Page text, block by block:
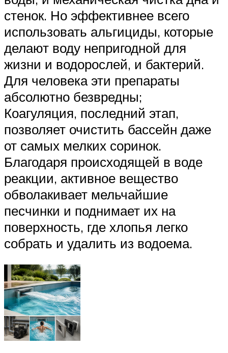
стенок. Но эффективнее всего
использовать альгициды, которые
делают воду непригодной для
жизни и водорослей, и бактерий.
Для человека эти препараты
абсолютно безвредны;
Коагуляция, последний этап,
позволяет очистить бассейн даже
от самых мелких соринок.
Благодаря происходящей в воде
реакции, активное вещество
обволакивает мельчайшие
песчинки и поднимает их на
поверхность, где хлопья легко
собрать и удалить из водоема.